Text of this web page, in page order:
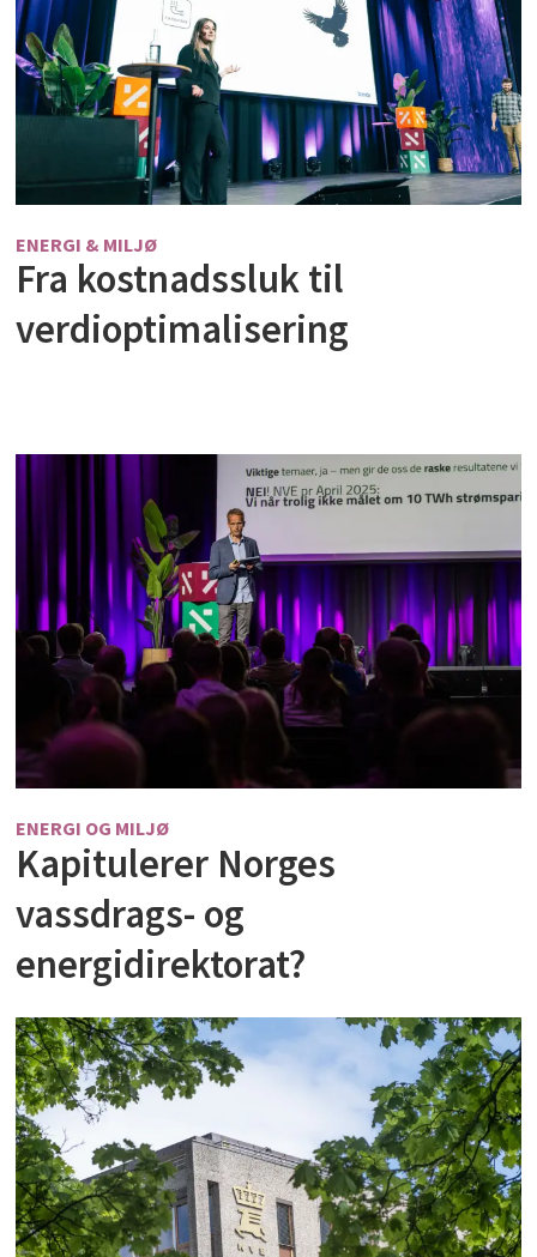
ENERGI & MILJØ
Fra kostnadssluk til
verdioptimalisering
ENERGI OG MILJØ
Kapitulerer Norges
vassdrags- og
energidirektorat?